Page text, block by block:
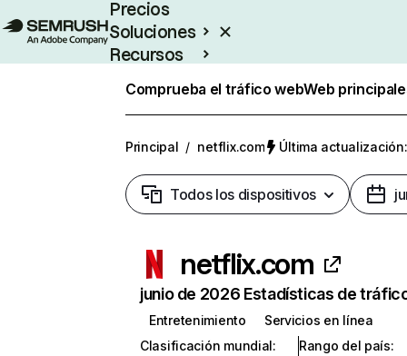
Precios
Soluciones
Recursos
Comprueba el tráfico webWeb
Principal / netflix.com Última
Todos los dispositivos
netflix.com
junio de 2026 Estadísticas de
Entretenimiento
Servicios en línea
Clasificación mundial:
Rango del país: